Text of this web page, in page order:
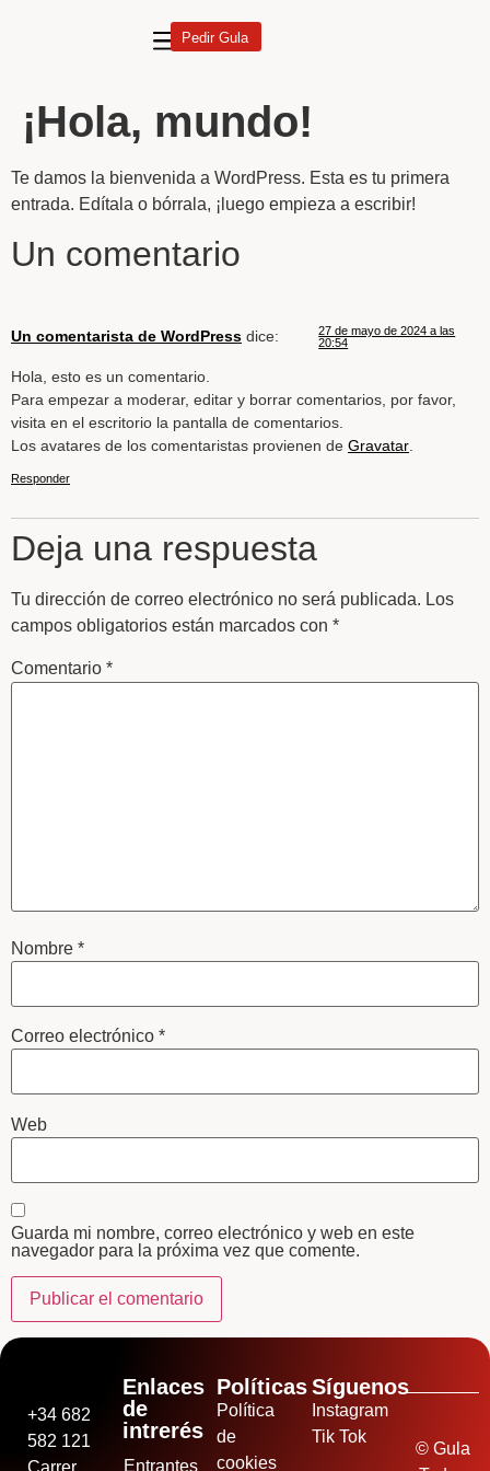
Pedir Gula
¡Hola, mundo!
Te damos la bienvenida a WordPress. Esta es tu primera
entrada. Edítala o bórrala, ¡luego empieza a escribir!
Un comentario
Un comentarista de WordPress dice:
27 de mayo de 2024 a las
20:54
Hola, esto es un comentario.
Para empezar a moderar, editar y borrar comentarios, por favor,
visita en el escritorio la pantalla de comentarios.
Los avatares de los comentaristas provienen de Gravatar
Responder
Deja una respuesta
Tu dirección de correo electrónico no será publicada. Los
campos obligatorios están marcados con *
Comentario *
Nombre *
Correo electrónico *
Web
Guarda mi nombre, correo electrónico y web en este
navegador para la próxima vez que comente.
+34 682
582 121
Carrer
Enlaces
de
intrerés
Entrantes
Políticas
Política
de
cookies
Síguenos
Instagram
Tik Tok
© Gula